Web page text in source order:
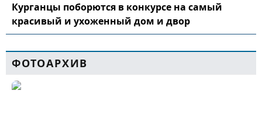
Курганцы поборются в конкурсе на самый
красивый и ухоженный дом и двор
ФОТОАРХИВ